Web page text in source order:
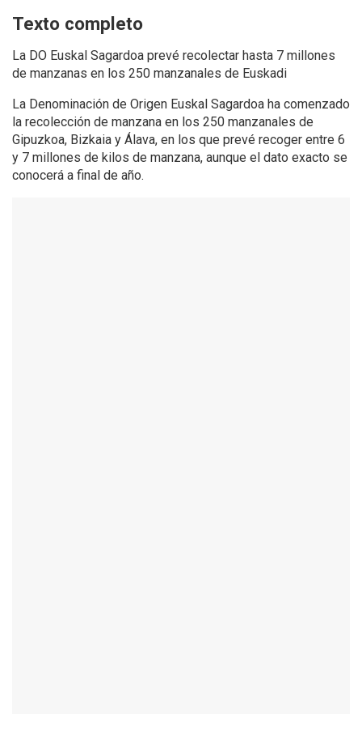
Texto completo
La DO Euskal Sagardoa prevé recolectar hasta 7 millones
de manzanas en los 250 manzanales de Euskadi
La Denominación de Origen Euskal Sagardoa ha comenzado
la recolección de manzana en los 250 manzanales de
Gipuzkoa, Bizkaia y Álava, en los que prevé recoger entre 6
y 7 millones de kilos de manzana, aunque el dato exacto se
conocerá a final de año.